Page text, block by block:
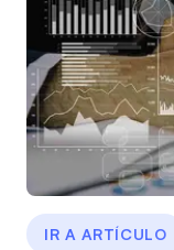
IR A ARTÍCULO